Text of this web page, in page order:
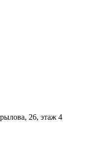
26, этаж 4